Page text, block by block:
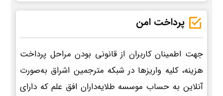
پرداخت امن
جهت اطمینان کاربران از قانونی بودن مراحل پرداخت
هزینه، کلیه واریزها در شبکه مترجمین اشراق به‌صورت
آنلاین به حساب موسسه طلایه‌داران افق علم که دارای